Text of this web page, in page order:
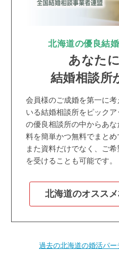
北海道の優良結
あなた
結婚相談所
会員様のご成婚を第一に
いる結婚相談所をピック
の優良相談所の中からあ
料を簡単かつ無料でまとめ
また資料だけでなく、ご
を受けることも可能です。
北海道のオスス
過去の北海道の婚活パ